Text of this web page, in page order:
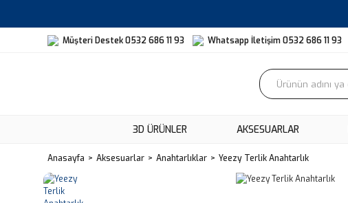
Müşteri Destek 0532 686 11 93 Whatsapp İletişim 0532 686 11 93
3D ÜRÜNLER AKSESUARLAR
Anasayfa Aksesuarlar Anahtarlıklar Yeezy Terlik Anahtarlık